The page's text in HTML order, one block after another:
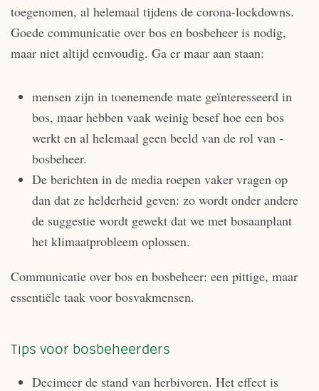
toegenomen, al helemaal tijdens de corona-lockdowns.
Goede communicatie over bos en bosbeheer is nodig,
maar niet altijd eenvoudig. Ga er maar aan staan:
mensen zijn in toenemende mate geïnteresseerd in
bos, maar hebben vaak weinig besef hoe een bos
werkt en al helemaal geen beeld van de rol van ­
bosbeheer.
De berichten in de media roepen vaker vragen op
dan dat ze helderheid geven: zo wordt onder andere
de suggestie wordt gewekt dat we met bosaanplant
het klimaatprobleem oplossen.
Communicatie over bos en bosbeheer: een pittige, maar
essentiële taak voor bosvakmensen.
Tips voor bosbeheerders
Decimeer de stand van herbivoren. Het effect is